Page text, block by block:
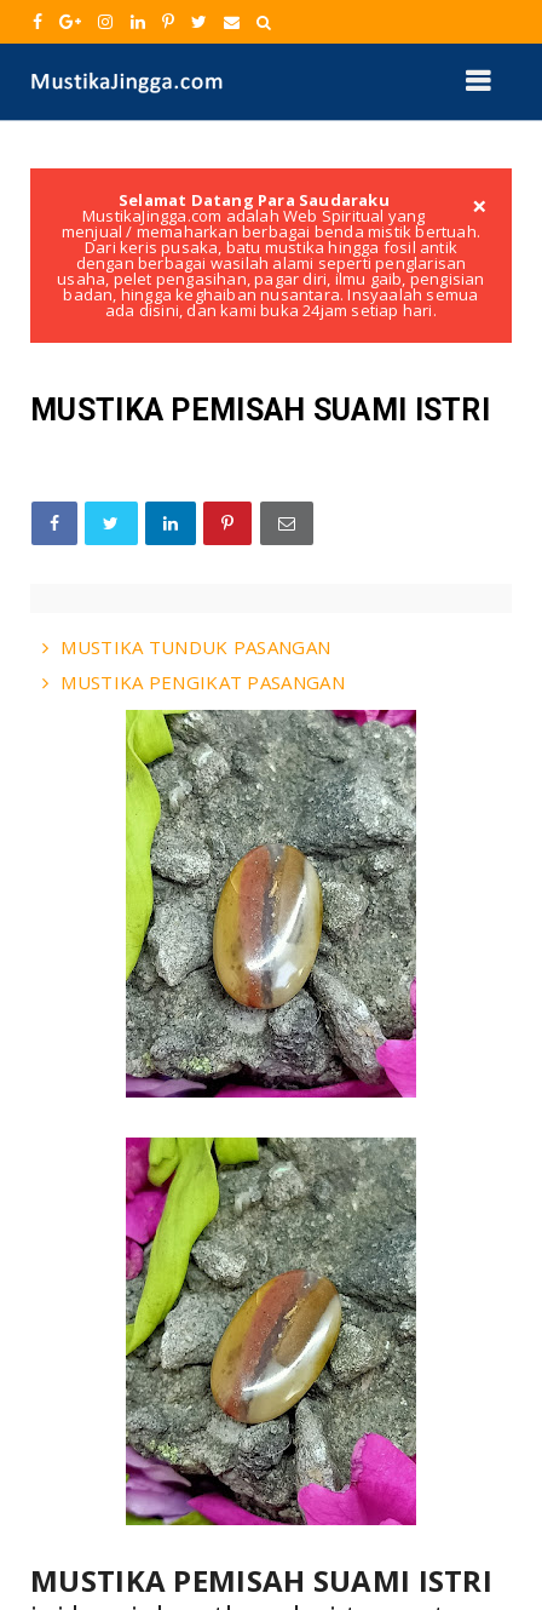
×
Selamat Datang Para Saudaraku
MustikaJingga.com adalah Web Spiritual yang
menjual / memaharkan berbagai benda mistik bertuah.
Dari keris pusaka, batu mustika hingga fosil antik
dengan berbagai wasilah alami seperti penglarisan
usaha, pelet pengasihan, pagar diri, ilmu gaib, pengisian
badan, hingga keghaiban nusantara. Insyaalah semua
ada disini, dan kami buka 24jam setiap hari.
MUSTIKA PEMISAH SUAMI ISTRI
MUSTIKA TUNDUK PASANGAN
MUSTIKA PENGIKAT PASANGAN
MUSTIKA PEMISAH SUAMI ISTRI